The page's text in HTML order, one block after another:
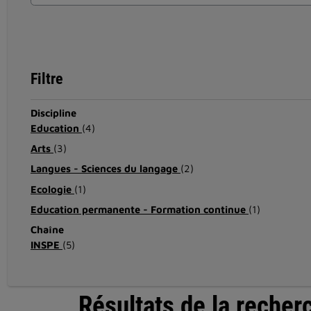
Filtre
Discipline
Education (4)
Arts (3)
Langues - Sciences du langage (2)
Ecologie (1)
Education permanente - Formation continue (1)
Chaîne
INSPE (5)